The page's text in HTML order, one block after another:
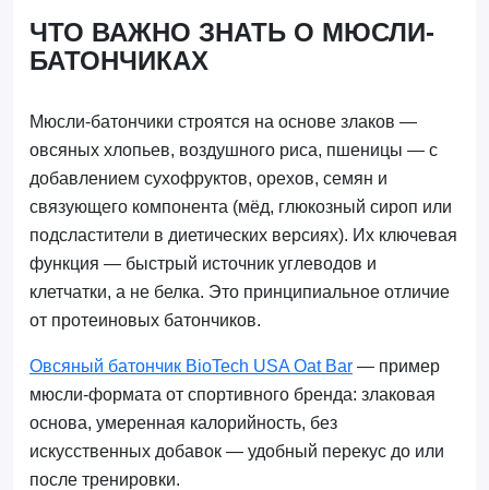
ЧТО ВАЖНО ЗНАТЬ О МЮСЛИ-
БАТОНЧИКАХ
Мюсли-батончики строятся на основе злаков —
овсяных хлопьев, воздушного риса, пшеницы — с
добавлением сухофруктов, орехов, семян и
связующего компонента (мёд, глюкозный сироп или
подсластители в диетических версиях). Их ключевая
функция — быстрый источник углеводов и
клетчатки, а не белка. Это принципиальное отличие
от протеиновых батончиков.
Овсяный батончик BioTech USA Oat Bar— пример
мюсли-формата от спортивного бренда: злаковая
основа, умеренная калорийность, без
искусственных добавок — удобный перекус до или
после тренировки.